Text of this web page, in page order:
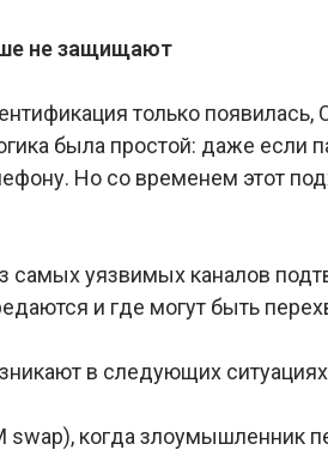
не защищают
только
была простой: даже если
Но со временем этот
самых уязвимых каналов
и где могут быть
в следующих
swap), когда злоумышленник